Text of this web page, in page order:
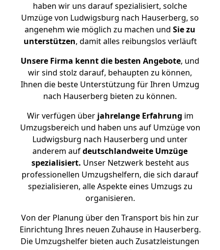
haben wir uns darauf spezialisiert, solche
Umzüge von Ludwigsburg nach Hauserberg, so
angenehm wie möglich zu machen und Sie zu
unterstützen, damit alles reibungslos verläuft
Unsere Firma kennt die besten Angebote, und
wir sind stolz darauf, behaupten zu können,
Ihnen die beste Unterstützung für Ihren Umzug
nach Hauserberg bieten zu können.
Wir verfügen überjahrelange Erfahrung im
Umzugsbereich und haben uns auf Umzüge von
Ludwigsburg nach Hauserberg und unter
anderem aufdeutschlandweite Umzüge
spezialisiert. Unser Netzwerk besteht aus
professionellen Umzugshelfern, die sich darauf
spezialisieren, alle Aspekte eines Umzugs zu
organisieren.
Von der Planung über den Transport bis hin zur
Einrichtung Ihres neuen Zuhause in Hauserberg.
Die Umzugshelfer bieten auch Zusatzleistungen